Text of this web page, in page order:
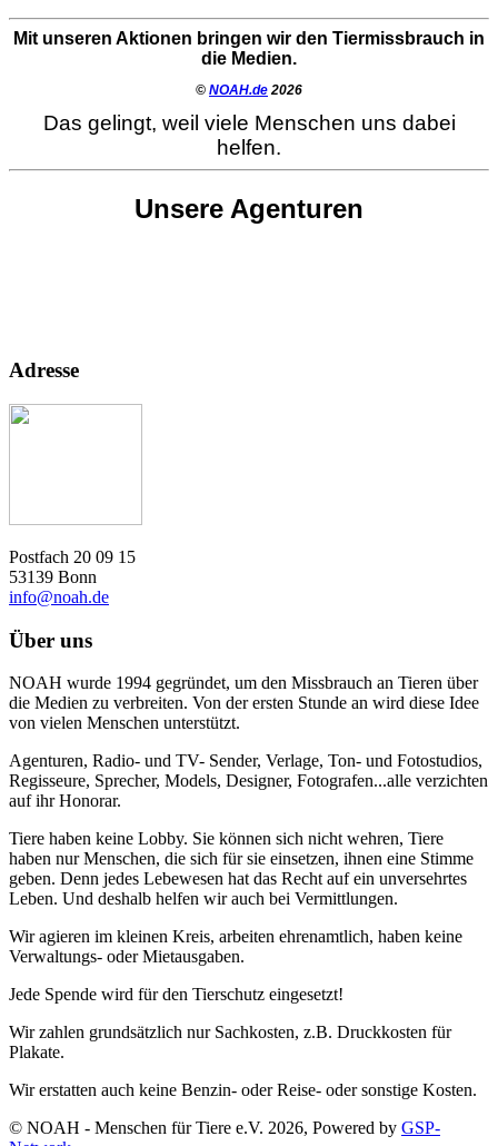
Mit unseren Aktionen bringen wir den Tiermissbrauch in
die Medien.
© NOAH.de 2026
Das gelingt, weil viele Menschen uns dabei
helfen.
Unsere Agenturen
Adresse
Postfach 20 09 15
53139 Bonn
info@noah.de
Über uns
NOAH wurde 1994 gegründet, um den Missbrauch an Tieren über
die Medien zu verbreiten. Von der ersten Stunde an wird diese Idee
von vielen Menschen unterstützt.
Agenturen, Radio- und TV- Sender, Verlage, Ton- und Fotostudios,
Regisseure, Sprecher, Models, Designer, Fotografen...alle verzichten
auf ihr Honorar.
Tiere haben keine Lobby. Sie können sich nicht wehren, Tiere
haben nur Menschen, die sich für sie einsetzen, ihnen eine Stimme
geben. Denn jedes Lebewesen hat das Recht auf ein unversehrtes
Leben. Und deshalb helfen wir auch bei Vermittlungen.
Wir agieren im kleinen Kreis, arbeiten ehrenamtlich, haben keine
Verwaltungs- oder Mietausgaben.
Jede Spende wird für den Tierschutz eingesetzt!
Wir zahlen grundsätzlich nur Sachkosten, z.B. Druckkosten für
Plakate.
Wir erstatten auch keine Benzin- oder Reise- oder sonstige Kosten.
© NOAH - Menschen für Tiere e.V. 2026, Powered by GSP-